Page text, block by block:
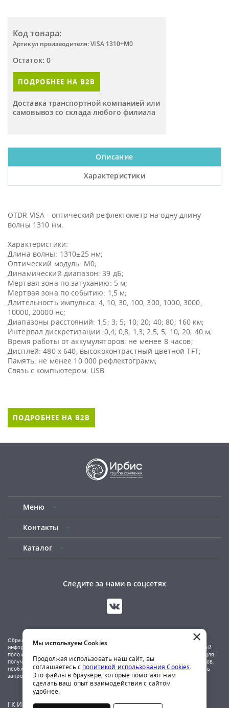
Код товара:
Артикул производителя: VISA 1310+M0
Остаток: 0
ПОДРОБНЕЕ НА B2B
Доставка транспортной компанией или
самовывоз со склада любого филиала
Описание
Характеристики
OTDR VISA - оптический рефлектометр на одну длину
волны 1310 нм.
Характеристики:
Длина волны: 1310±25 нм;
Оптический модуль: М0;
Динамический диапазон: 39 дБ;
Мертвая зона по затуханию: 5 м;
Мертвая зона по событию: 1,5 м;
Длительность импульса: 4, 10, 30, 100, 300, 1000, 3000,
10000, 20000 нс;
Диапазоны расстояний: 1,5; 3; 5; 10; 20; 40; 80; 160 км;
Интервал дискретизации: 0,4; 0,8; 1,3; 2,5; 5; 10; 20; 40 м;
Время работы от аккумуляторов: не менее 8 часов;
Дисплей: 480 х 640, высококонтрастный цветной TFT;
Память: не менее 10 000 рефлектограмм;
ПОДРОБНЕЕ НА B2B
Меню
Контакты
Каталог
Следите за нами в соцсетях
Обращаем ваше внимание на то, что данный сайт носит исключительно
информационный характер и не является публичной офертой, определяемой
положениями Статьи 437(2) Гражданского кодекса Российской Федерации. Для
получения подробной информации о наличии и стоимости указанных товаров,
необходимо обратиться к менеджерам компании по телефону или отправить
запрос на почтовый адрес указанный в контактах.
ГК Ирбис © 2009-2026
×
Мы используем Cookies
Продолжая использовать наш сайт, вы
соглашаетесь с политикой использования Cookies.
Это файлы в браузере, которые помогают нам
сделать ваш опыт взаимодействия с сайтом
удобнее.